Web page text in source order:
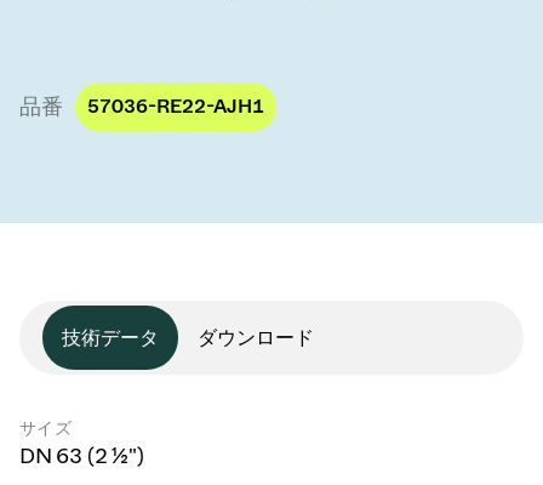
真空バルブ技術
品番 57036-RE22-AJH1
技術データ ダウンロード
サイズ
DN 63 (2 ½")